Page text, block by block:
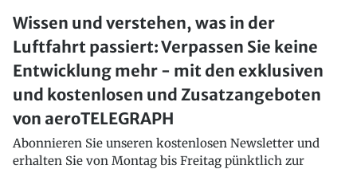
Wissen und verstehen, was in der
Luftfahrt passiert: Verpassen Sie keine
Entwicklung mehr - mit den exklusiven
und kostenlosen und Zusatzangeboten
von aeroTELEGRAPH
Abonnieren Sie unseren kostenlosen Newsletter und
erhalten Sie von Montag bis Freitag pünktlich zur